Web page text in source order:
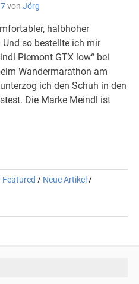
von Jörg
halbhoher
so bestellte ich mir
Piemont GTX low“ bei
Wandermarathon am
ich den Schuh in den
Die Marke Meindl ist
Featured / Neue Artikel /